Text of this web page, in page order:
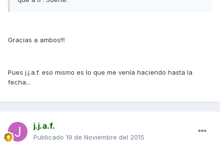
Gracias a ambos!!!
Pues j.j.a.f. eso mismo es lo que me venía haciendo hasta la
fecha...
j.j.a.f.
Publicado 19 de Noviembre del 2015